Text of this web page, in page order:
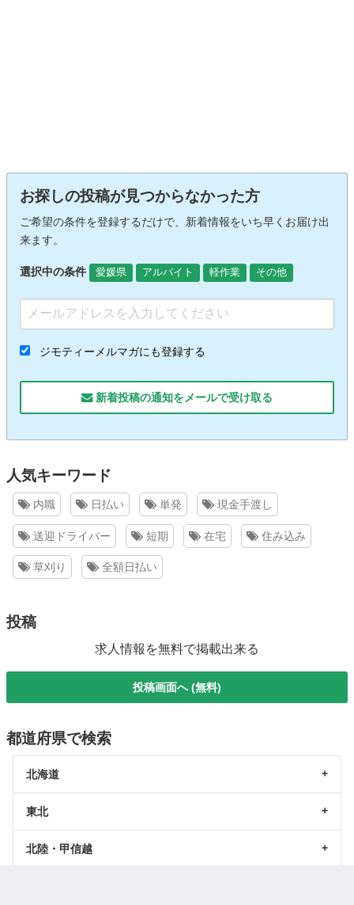
お探しの投稿が見つからなかった方
ご希望の条件を登録するだけで、新着情報をいち早くお届け出
来ます。
選択中の条件 愛媛県 アルバイト 軽作業 その他
ジモティーメルマガにも登録する
新着投稿の通知をメールで受け取る
人気キーワード
内職 日払い 単発 現金手渡し
送迎ドライバー 短期 在宅 住み込み
草刈り 全額日払い
投稿
求人情報を無料で掲載出来る
投稿画面へ (無料)
都道府県で検索
北海道
東北
北陸・甲信越